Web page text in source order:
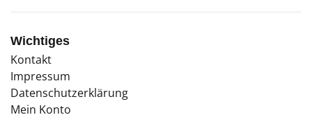
Wichtiges
Kontakt
Impressum
Datenschutzerklärung
Mein Konto